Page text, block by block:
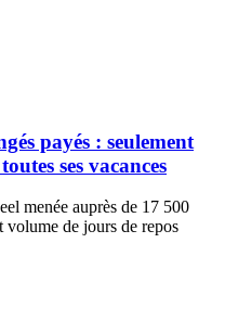
payés : seulement
ses vacances
menée auprès de 17 500
volume de jours de repos